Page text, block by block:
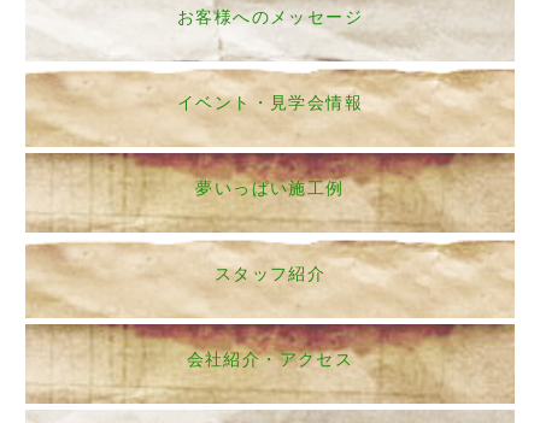
お客様へのメッセージ
イベント・見学会情報
夢いっぱい施工例
スタッフ紹介
会社紹介・アクセス